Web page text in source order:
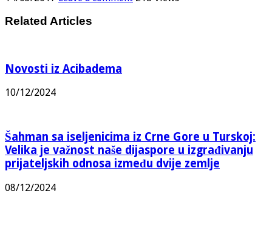
Related Articles
Novosti iz Acibadema
10/12/2024
Šahman sa iseljenicima iz Crne Gore u Turskoj:
Velika je važnost naše dijaspore u izgrađivanju
prijateljskih odnosa između dvije zemlje
08/12/2024